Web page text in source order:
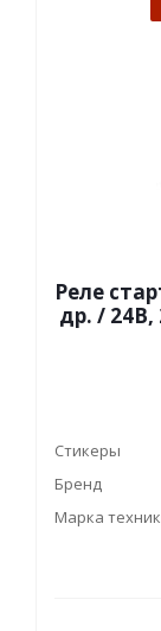
Реле
др. / 24В,
Стикеры
Бренд
Марка